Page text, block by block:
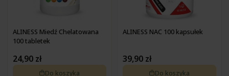
ALINESS Miedź Chelatowana
100 tabletek
24,90 zł
Do koszyka
ALINESS NAC 100 kapsułek
39,90 zł
Do koszyka